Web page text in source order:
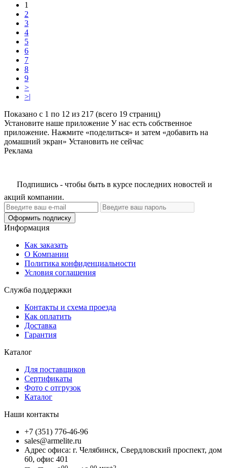
1
2
3
4
5
6
7
8
9
>
>|
Показано с 1 по 12 из 217 (всего 19 страниц)
Установите наше приложение У нас есть собственное
приложение. Нажмите «поделиться» и затем «добавить на
домашний экран» Установить не сейчас
Реклама
Подпишись - чтобы быть в курсе последних новостей и
акций компании.
Оформить подписку
Информация
Как заказать
О Компании
Политика конфиденциальности
Условия соглашения
Служба поддержки
Контакты и схема проезда
Как оплатить
Доставка
Гарантия
Каталог
Для поставщиков
Сертификаты
Фото с отгрузок
Каталог
Наши контакты
+7 (351) 776-46-96
sales@armelite.ru
Адрес офиса: г. Челябинск, Свердловский проспект, дом
60, офис 401